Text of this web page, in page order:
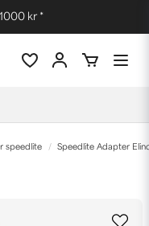
kr *
speedlite Speedlite Adapter